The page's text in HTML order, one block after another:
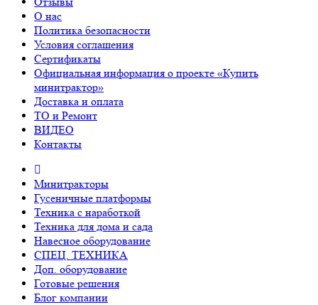
О нас
Политика безопасности
Условия соглашения
Сертификаты
Официальная информация о проекте «Купить
минитрактор»
Доставка и оплата
ТО и Ремонт
ВИДЕО
Контакты
Минитракторы
Гусеничные платформы
Техника с наработкой
Техника для дома и сада
Навесное оборудование
СПЕЦ. ТЕХНИКА
Доп. оборудование
Готовые решения
Блог компании